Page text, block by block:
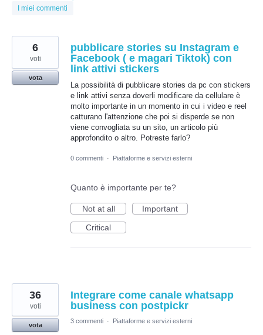
I miei commenti
pubblicare stories su Instagram e
Facebook ( e magari Tiktok) con
link attivi stickers
La possibilità di pubblicare stories da pc con stickers
e link attivi senza doverli modificare da cellulare è
molto importante in un momento in cui i video e reel
catturano l'attenzione che poi si disperde se non
viene convogliata su un sito, un articolo più
approfondito o altro. Potreste farlo?
6
voti
vota
0 commenti · Piattaforme e servizi esterni
Quanto è importante per te?
Not at all
Important
Critical
Integrare come canale whatsapp
business con postpickr
36
voti
vota
3 commenti · Piattaforme e servizi esterni